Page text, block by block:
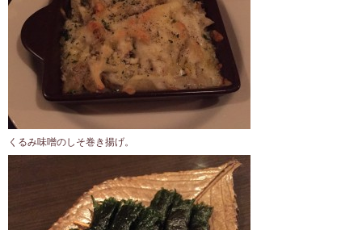
くるみ味噌のしそ巻き揚げ。